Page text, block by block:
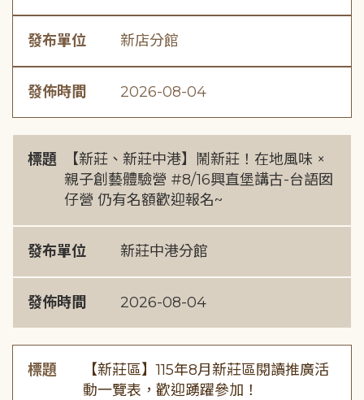
發布單位 新店分館
發佈時間 2026-08-04
標題
【新莊、新莊中港】鬧新莊！在地風味 ×
親子創藝體驗營 #8/16興直堡講古-台語囡
仔營 仍有名額歡迎報名~
發布單位 新莊中港分館
發佈時間 2026-08-04
標題
【新莊區】115年8月新莊區閱讀推廣活
動一覽表，歡迎踴躍參加！